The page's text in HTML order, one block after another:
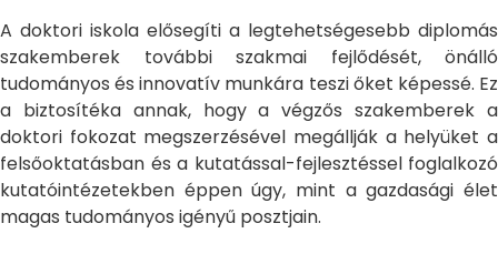
A doktori iskola elősegíti a legtehetségesebb diplomás
szakemberek további szakmai fejlődését, önálló
tudományos és innovatív munkára teszi őket képessé. Ez
a biztosítéka annak, hogy a végzős szakemberek a
doktori fokozat megszerzésével megállják a helyüket a
felsőoktatásban és a kutatással-fejlesztéssel foglalkozó
kutatóintézetekben éppen úgy, mint a gazdasági élet
magas tudományos igényű posztjain.